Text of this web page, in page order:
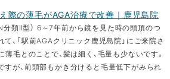
際の薄毛がAGA治療で改善｜鹿児島院
類Ⅱ型） 6～7年前から鏡を見た時の頭頂のつ
、「駅前AGAクリニック鹿児島院」にご来院さ
毛とのことで、髪は細く、毛量も少ないです。
が、前頭部もかき分けると毛量低下がみられ